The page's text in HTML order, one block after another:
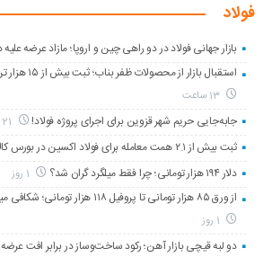
فولاد
بازار جهانی فولاد در دو راهی چین و اروپا؛ مازاد عرضه علیه
استقبال بازار از محصولات ظفر بناب؛ ثبت بیش از ۱۵ هزار تن تقاضا در بورس کالا
13 ساعت
جابه‌جایی حریم شهر قزوین برای اجرای پروژه فولاد!
ثبت بیش از ۲.۱ همت معامله برای فولاد اکسین در بورس کالا طی ۴ ماه
دلار ۱۹۴ هزار تومانی؛ چرا فقط میلگرد گران شد؟
از ورق ۸۵ هزار تومانی تا پروفیل ۱۱۸ هزار تومانی؛ شکافی میان سیاست و بازار فولاد
دو لبه قیچی بازار آهن؛ رکود ساخت‌وساز در برابر افت عرضه